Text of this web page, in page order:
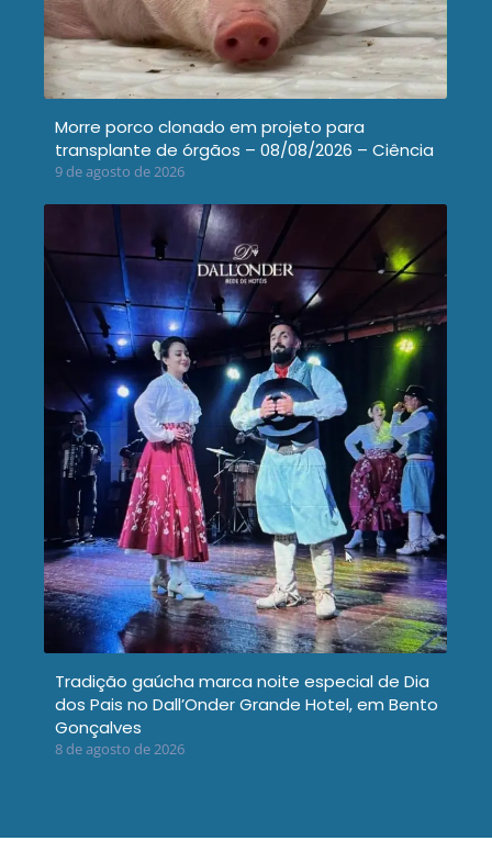
Morre porco clonado em projeto para
transplante de órgãos – 08/08/2026 – Ciência
9 de agosto de 2026
Tradição gaúcha marca noite especial de Dia
dos Pais no Dall’Onder Grande Hotel, em Bento
Gonçalves
8 de agosto de 2026